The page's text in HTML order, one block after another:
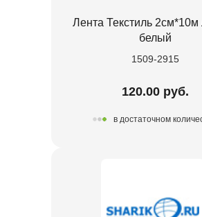
Лента Текстиль 2см*10м
белый
1509-2915
120.00 руб.
в достаточном